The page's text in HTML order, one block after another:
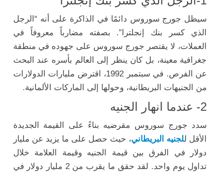
سيظل جورج سوروس دائمًا في الذاكرة على أنه “الرجل
الذي كسر بنك إنجلترا”. بصفته مضارباً معروفاً في
العملات، لا يقتصر جورج سوروس على جهوده في منطقة
جغرافية معينة، بل كان ينظر إلى العالم بأسره عند البحث
عن الفرص. في سبتمبر 1992، اقترض مليارات الدولارات
من الجنيهات البريطانية، وحولها إلى الماركات الألمانية.
2- عندما انهار الجنيه
سدد جورج سوروس مقرضيه بناءً على القيمة الجديدة
الأقل للجنيه البريطاني، حيث حصل على ما يزيد عن مليار
دولار في الفرق بين قيمة الجنيه وقيمة العلامة خلال
تداول يوم واحد. لقد حقق ما يقرب من 2 مليار دولار في